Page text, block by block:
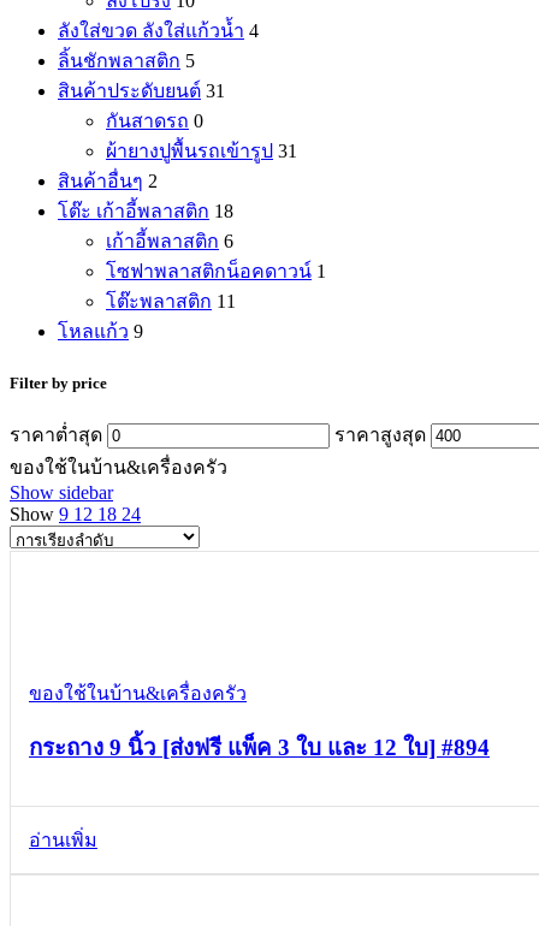
ลังใส่ขวด ลังใส่แก้วน้ำ 4
ลิ้นชักพลาสติก 5
สินค้าประดับยนต์ 31
กันสาดรถ 0
ผ้ายางปูพื้นรถเข้ารูป 31
สินค้าอื่นๆ 2
โต๊ะ เก้าอี้พลาสติก 18
เก้าอี้พลาสติก 6
โซฟาพลาสติกน็อคดาวน์ 1
โต๊ะพลาสติก 11
โหลแก้ว 9
Filter by price
ราคาต่ำสุด ราคาสูงสุด
ของใช้ในบ้าน&เครื่องครัว
Show sidebar
Show 9 12 18 24
ของใช้ในบ้าน&เครื่องครัว
กระถาง 9 นิ้ว [ส่งฟรี แพ็ค 3 ใบ และ 12 ใบ] #894
อ่านเพิ่ม